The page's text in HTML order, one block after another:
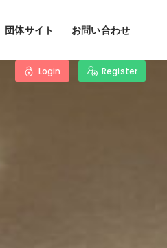
団体サイト お問い合わせ
Login Register